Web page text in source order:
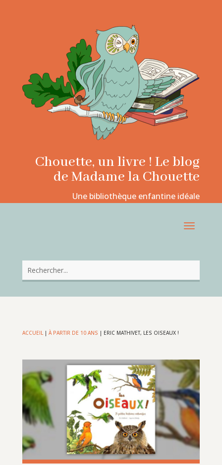
Chouette, un livre ! Le blog
de Madame la Chouette
Une bibliothèque enfantine idéale
ACCUEIL| À PARTIR DE 10 ANS | ERIC MATHIVET, LES OISEAUX !